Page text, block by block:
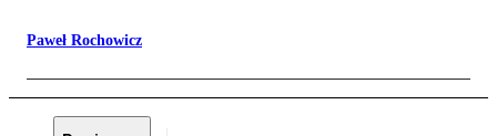
Paweł Rochowicz